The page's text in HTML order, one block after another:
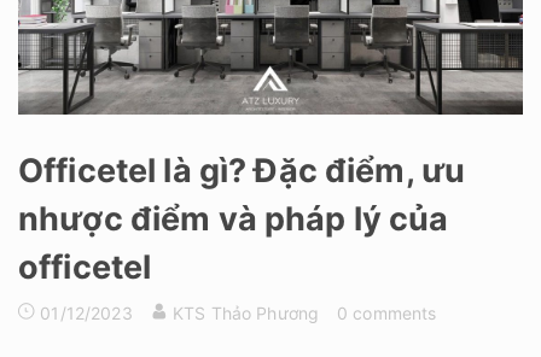
Officetel là gì? Đặc điểm, ưu
nhược điểm và pháp lý của
officetel
01/12/2023 KTS Thảo Phương 0 comments